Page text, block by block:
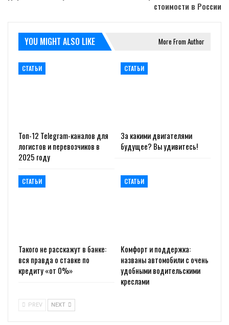
стоимости в России
YOU MIGHT ALSO LIKE More From Author
СТАТЬИ
Топ-12 Telegram-каналов для
логистов и перевозчиков в
2025 году
СТАТЬИ
За какими двигателями
будущее? Вы удивитесь!
СТАТЬИ
Такого не расскажут в банке:
вся правда о ставке по
кредиту «от 0%»
СТАТЬИ
Комфорт и поддержка:
названы автомобили с очень
удобными водительскими
креслами
PREV NEXT